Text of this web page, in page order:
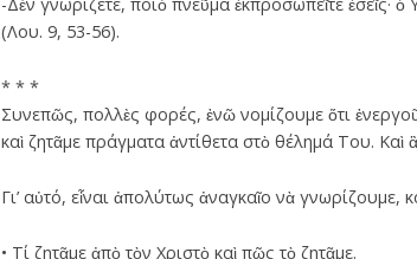
(Λου. 9, 53-56).
* * *
Συνεπῶς, πολλὲς φορές, ἐνῶ νομίζουμε ὅτι
καὶ ζητᾶμε πράγματα ἀντίθετα στὸ θέλημά Του.
Γι’ αὐτό, εἶναι ἀπολύτως ἀναγκαῖο νὰ γνωρίζουμε,
• Τί ζητᾶμε ἀπὸ τὸν Χριστὸ καὶ πῶς τὸ ζητᾶμε.